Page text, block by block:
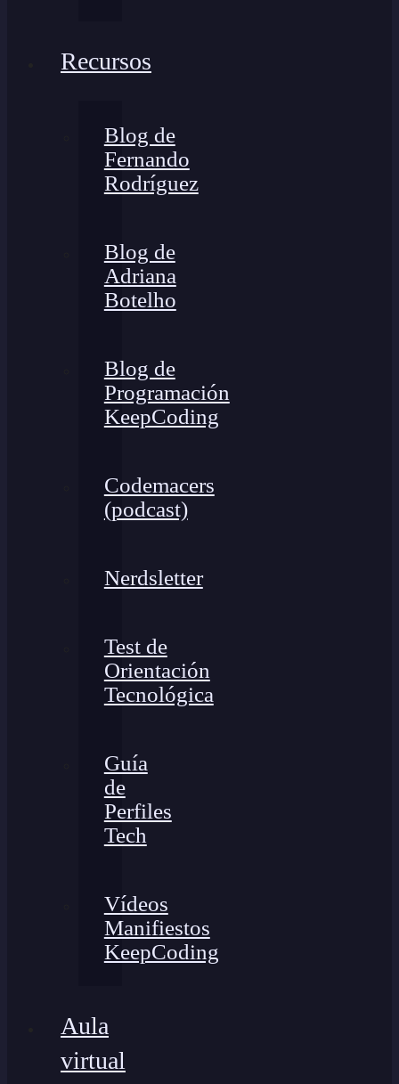
Recursos
Blog de
Fernando
Rodríguez
Blog de
Adriana
Botelho
Blog de
Programación
KeepCoding
Codemacers
(podcast)
Nerdsletter
Test de
Orientación
Tecnológica
Guía
de
Perfiles
Tech
Vídeos
Manifiestos
KeepCoding
Aula
virtual